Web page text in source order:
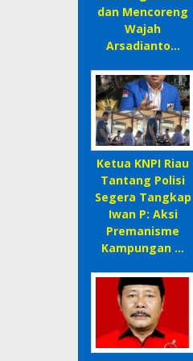
dan Mencoreng
Wajah
Arsadianto…
Ketua KNPI Riau
Tantang Polisi
Segera Tangkap
Iwan P: Aksi
Premanisme
Kampungan …